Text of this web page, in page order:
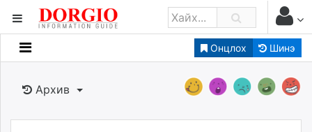
Онцлох Шинэ
Мэдээллийн
Банк санхүү
Бизнес ААН
Архив